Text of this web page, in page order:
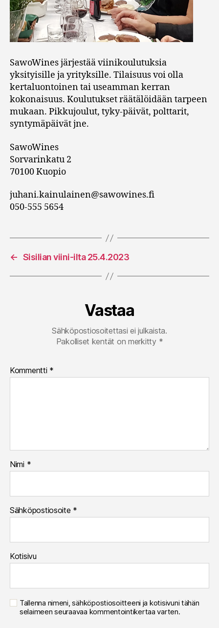
SawoWines järjestää viinikoulutuksia
yksityisille ja yrityksille. Tilaisuus voi olla
kertaluontoinen tai useamman kerran
kokonaisuus. Koulutukset räätälöidään tarpeen
mukaan. Pikkujoulut, tyky-päivät, polttarit,
syntymäpäivät jne.
SawoWines
Sorvarinkatu 2
70100 Kuopio
juhani.kainulainen@sawowines.fi
050-555 5654
← Sisilian viini-ilta 25.4.2023
Vastaa
Sähköpostiosoitettasi ei julkaista.
Pakolliset kentät on merkitty *
Kommentti *
Nimi *
Sähköpostiosoite *
Kotisivu
Tallenna nimeni, sähköpostiosoitteeni ja kotisivuni tähän
selaimeen seuraavaa kommentointikertaa varten.